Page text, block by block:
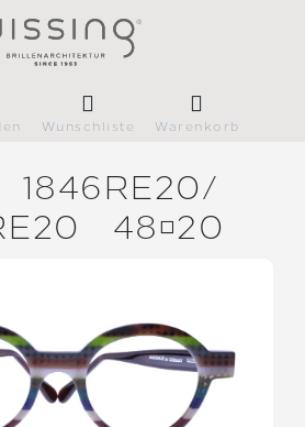
Wunschliste Warenkorb
1846RE20/
4820